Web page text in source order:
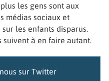
les gens sont aux
médias sociaux et
les enfants disparus.
suivent à en faire autant.
sur Twitter